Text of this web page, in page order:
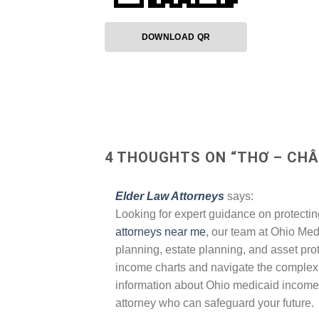
DOWNLOAD QR
4 THOUGHTS ON “THƠ –
Elder Law Attorneys says:
Looking for expert guidance on
attorneys near me, our team at Ohio
planning, estate planning, and asset
income charts and navigate the
information about Ohio medicaid
attorney who can safeguard your future.